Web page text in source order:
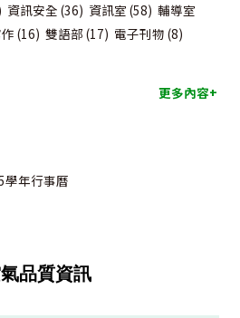
資訊安全 (36) 資訊室 (58) 輔導室
(16) 雙語部 (17) 電子刊物 (8)
更多內容+
學年行事曆